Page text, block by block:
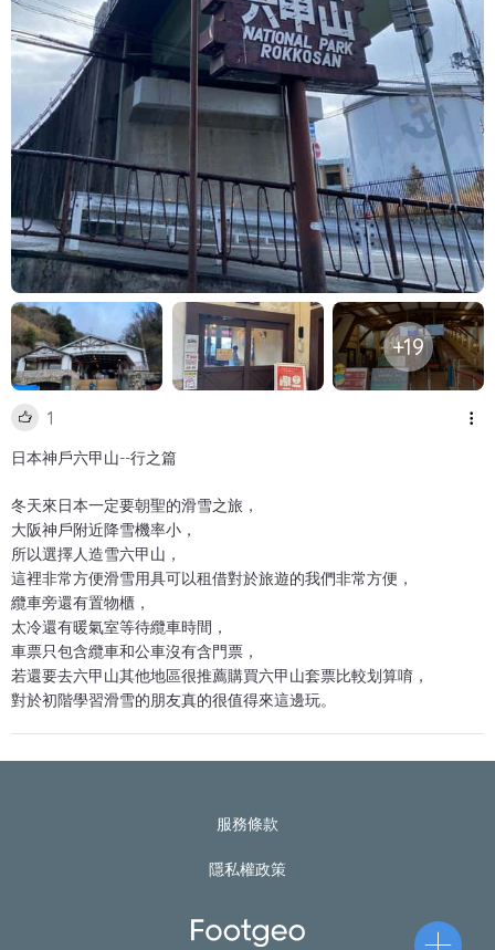
+19
1
日本神戶六甲山--行之篇
冬天來日本一定要朝聖的滑雪之旅，
大阪神戶附近降雪機率小，
所以選擇人造雪六甲山，
這裡非常方便滑雪用具可以租借對於旅遊的我們非常方便，
纜車旁還有置物櫃，
太冷還有暖氣室等待纜車時間，
車票只包含纜車和公車沒有含門票，
若還要去六甲山其他地區很推薦購買六甲山套票比較划算唷，
對於初階學習滑雪的朋友真的很值得來這邊玩。
服務條款
隱私權政策